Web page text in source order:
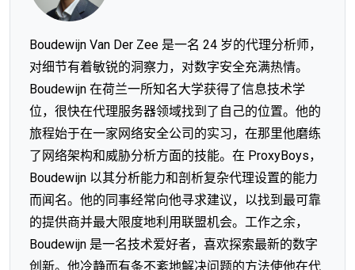
Boudewijn Van Der Zee 是一名 24 岁的代理分析师，
对细节有着敏锐的洞察力，对数字安全充满热情。
Boudewijn 在荷兰一所知名大学获得了信息技术学
位，很快在代理服务器领域找到了自己的位置。他的
旅程始于在一家网络安全公司的实习，在那里他磨练
了网络架构和威胁分析方面的技能。在 ProxyBoys，
Boudewijn 以其分析能力和剖析复杂代理设置的能力
而闻名。他的同事经常向他寻求建议，以找到最可靠
的提供商并最大限度地利用联盟机会。工作之余，
Boudewijn 是一名技术爱好者，喜欢探索最新的数字
创新。他冷静而有条不紊地解决问题的方法使他在代